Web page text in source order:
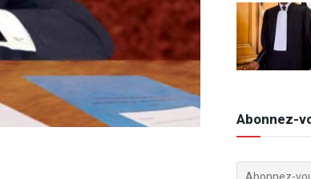
Abonnez-